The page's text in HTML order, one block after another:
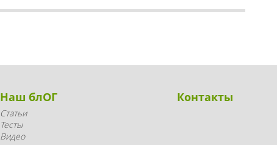
Наш блОГ
Статьи
Тесты
Видео
Контакты